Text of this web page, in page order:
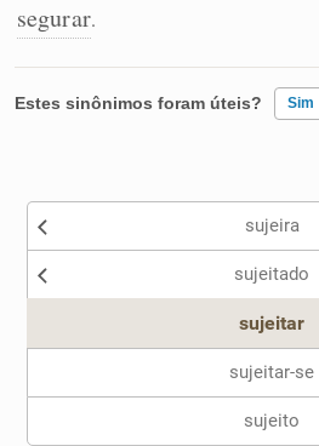
segurar.
Estes sinônimos foram úteis? Sim
Nenhum dos sinônimos sujeira
sujeitado
sujeitar
sujeitar-se
sujeito